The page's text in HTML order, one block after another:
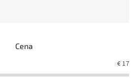
Cena
€17